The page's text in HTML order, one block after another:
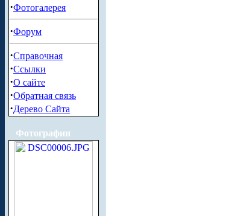
·Фотогалерея
·Форум
·Справочная
·Ссылки
·О сайте
·Обратная связь
·Дерево Сайта
Фотографии